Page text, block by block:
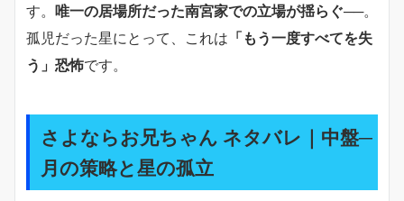
す。 唯一の居場所だった南宮家での立場が揺らぐ──。
孤児だった星にとって、これは 「もう一度すべてを失
う」恐怖です。
さよならお兄ちゃん ネタバレ｜中盤─
月の策略と星の孤立